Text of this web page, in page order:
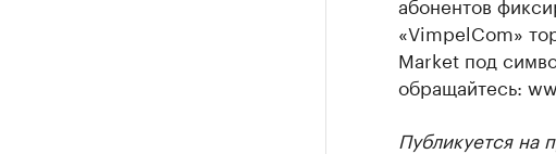
«VimpelCom»
Market под
обращайтесь:
Публикуется на